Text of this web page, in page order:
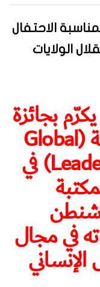
الاحتفال
لاستقلال الولايات
بجائزة
القيادة العالمية (Global
Leadership Award) في
في مجال